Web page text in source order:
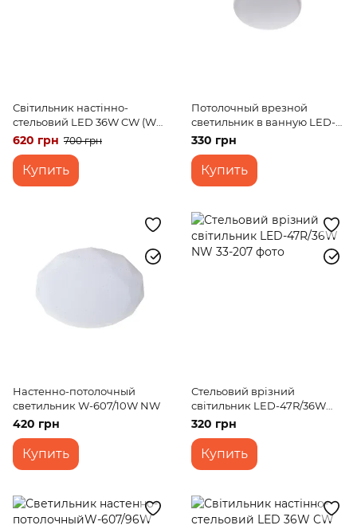
Світильник настінно-
стельовий LED 36W CW (W-
638)
620 грн 700 грн
Купить
Потолочный врезной
светильник в ванную LED-
47R/18W NW
330 грн
Купить
Настенно-потолочный
светильник W-607/10W NW
420 грн
Купить
Стельовий врізний
світильник LED-47R/36W
NW
320 грн
Купить